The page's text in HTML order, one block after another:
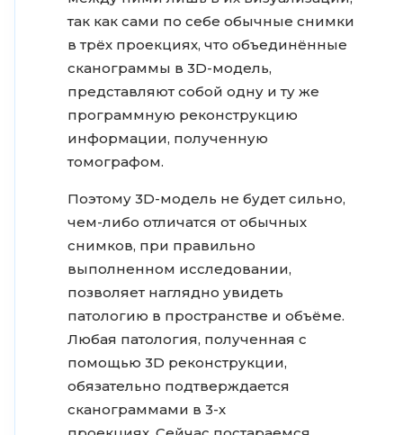
так как сами по себе обычные снимки
в трёх проекциях, что объединённые
сканограммы в 3D-модель,
представляют собой одну и ту же
программную реконструкцию
информации, полученную
томографом.
Поэтому 3D-модель не будет сильно,
чем-либо отличатся от обычных
снимков, при правильно
выполненном исследовании,
позволяет наглядно увидеть
патологию в пространстве и объёме.
Любая патология, полученная с
помощью 3D реконструкции,
обязательно подтверждается
сканограммами в 3-х